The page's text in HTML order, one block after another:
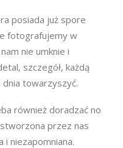
posiada już spore
fotografujemy w
nie umknie i
szczegół, każdą
towarzyszyć.
również doradzać no
przez nas
i niezapomniana.